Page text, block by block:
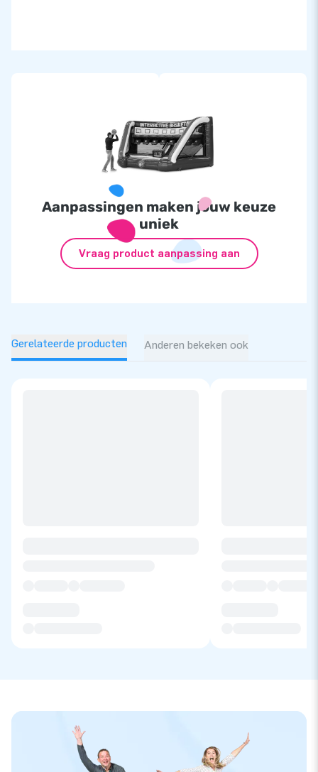
Aanpassingen maken jouw keuze
uniek
Vraag product aanpassing aan
Gerelateerde producten Anderen bekeken ook